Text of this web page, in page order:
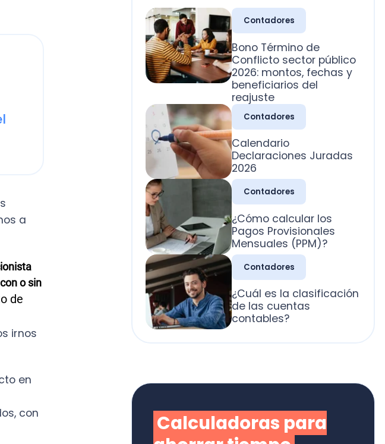
Conflicto sector público
2026: montos, fechas y
beneficiarios del
reajuste
Contadores
Calendario
Declaraciones Juradas
2026
Contadores
¿Cómo calcular los
Pagos Provisionales
Mensuales (PPM)?
¿Cuál es la clasificación
de las cuentas
contables?
Calculadoras para
Calculadoras gratuitas Nubox para
resolver cálculos clave de forma
rápida y sin errores.
¡Ingresa gratis!